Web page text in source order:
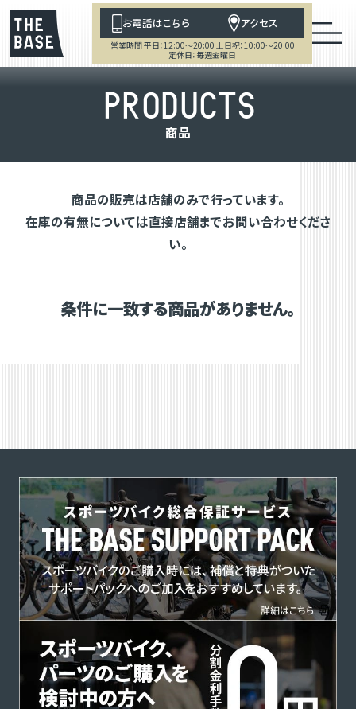
お電話はこちら アクセス
営業時間 平日：12:00～20:00 土日祝：10:00～20:00
定休日：毎週金曜日
PRODUCTS
商品
商品の販売は店舗のみで行っています。
在庫の有無については直接店舗までお問い合わせくださ
い。
条件に一致する商品がありません。